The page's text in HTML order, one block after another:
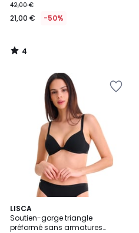
42,00 €
21,00 € -50%
4
/
LISCA
Soutien-gorge triangle
préformé sans armatures
2
Couleurs